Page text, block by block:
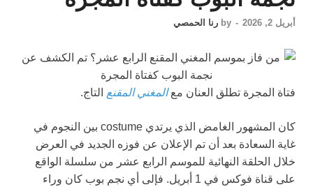
أبريل 2, 2026 -
by رنا الحمصي
فتاة المجرة تطلق العنان معالمغني المقنع التاج.
كان المشهور الغامض الذي يرتدي costume بين النجوم في
غاية السعادة بعد أن تم الإعلان عن فوزه الجديد في العرض
خلال الحلقة النهائية للموسم الرابع عشر من سلسلة الواقع
على قناة فوكس في 1 أبريل. فإلى أي نجم بوب كان وراء